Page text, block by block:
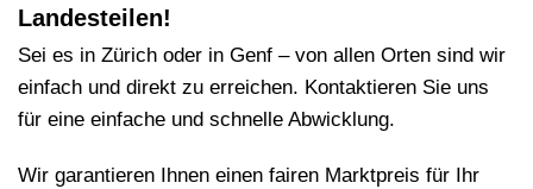
Landesteilen!
Sei es in Zürich oder in Genf – von allen Orten sind wir
einfach und direkt zu erreichen. Kontaktieren Sie uns
für eine einfache und schnelle Abwicklung.
Wir garantieren Ihnen einen fairen Marktpreis für Ihr